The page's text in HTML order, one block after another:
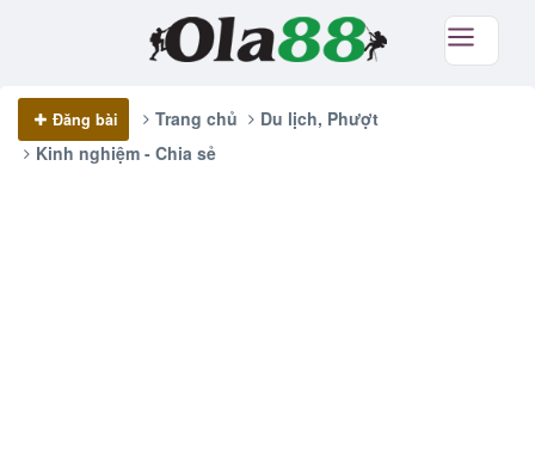
Đăng bài Trang chủ
Du lịch, Phượt
Kinh nghiệm - Chia sẻ